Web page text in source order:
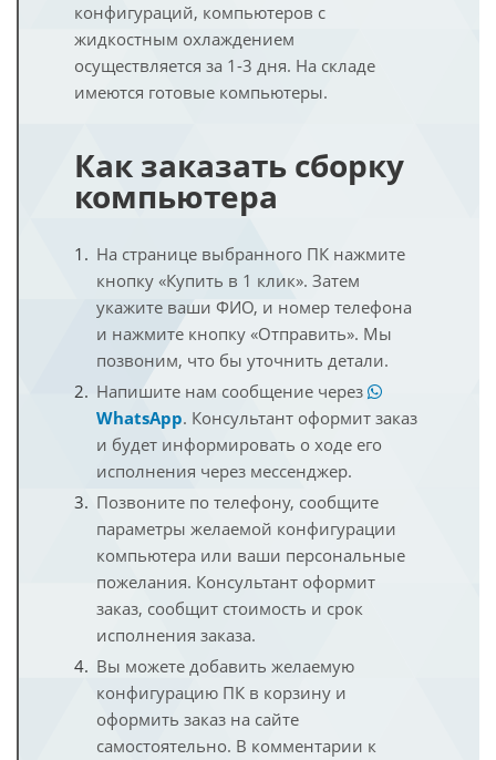
конфигураций, компьютеров с
жидкостным охлаждением
осуществляется за 1-3 дня. На складе
имеются готовые компьютеры.
Как заказать сборку
компьютера
На странице выбранного ПК нажмите
кнопку «Купить в 1 клик». Затем
укажите ваши ФИО, и номер телефона
и нажмите кнопку «Отправить». Мы
позвоним, что бы уточнить детали.
Напишите нам сообщение через
WhatsApp. Консультант оформит заказ
и будет информировать о ходе его
исполнения через мессенджер.
Позвоните по телефону, сообщите
параметры желаемой конфигурации
компьютера или ваши персональные
пожелания. Консультант оформит
заказ, сообщит стоимость и срок
исполнения заказа.
Вы можете добавить желаемую
конфигурацию ПК в корзину и
оформить заказ на сайте
самостоятельно. В комментарии к